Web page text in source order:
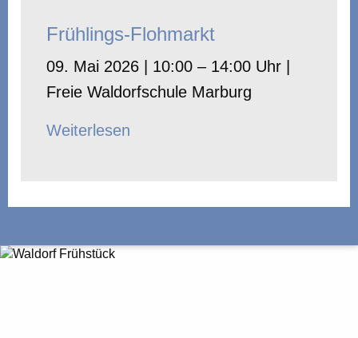
Frühlings-Flohmarkt
09. Mai 2026 | 10:00 – 14:00 Uhr |
Freie Waldorfschule Marburg
Weiterlesen